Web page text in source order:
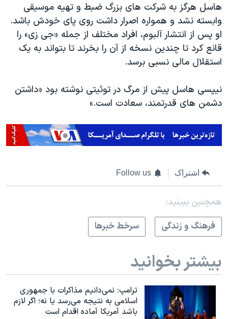
هاسل هرگز به شرکت های بزرگ ضبط و تهیه موسیقی
وابسته نشد و همواره اصرار داشت روی پای خودش باشد.
او پس از انتشار آلبوم، افراد مختلف از جمله «جی زی» را
قانع کرد تا چندین نسخه از آن را بخرند تا بتواند به یک
استقلال مالی نسبی برسد.
نیپسی هاسل پیش از مرگ در توئیتی نوشته بود «داشتن
دشمن های قدرتمند، سعادت است.»
اشتراک Follow us
همچنبن ببینید:
فرهنگ و زندگی
سرخط خبرها
بیشتر بخوانید
ترامپ: نمی‌دانیم مذاکرات با جمهوری
اسلامی به نتیجه می‌رسد یا نه؛ اگر لازم
باشد آمریکا آماده اقدام است